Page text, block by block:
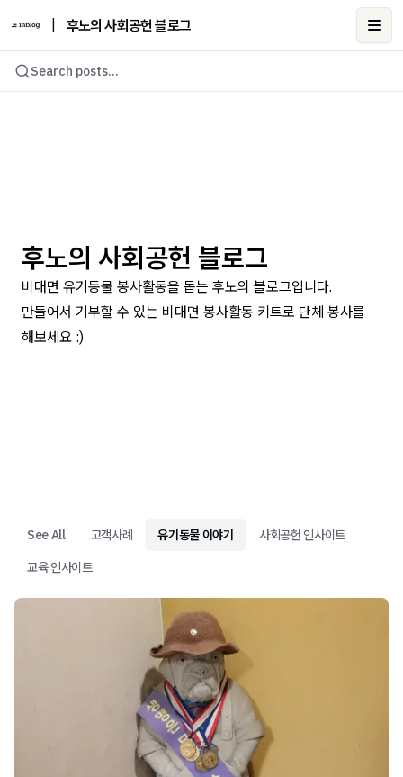
후노의 사회공헌 블로그
Search posts...
후노의 사회공헌 블로그
비대면 유기동물 봉사활동을 돕는 후노의 블로그입니다.
만들어서 기부할 수 있는 비대면 봉사활동 키트로 단체 봉사를
해보세요 :)
See All 고객사례 유기동물 이야기
사회공헌 인사이트
교육 인사이트